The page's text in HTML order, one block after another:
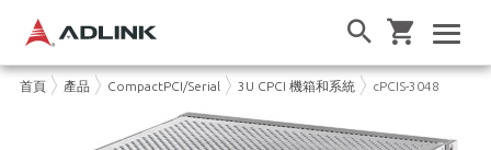
首頁 產品 CompactPCI/Serial 3U CPCI 機箱和系統 cPCIS-3048